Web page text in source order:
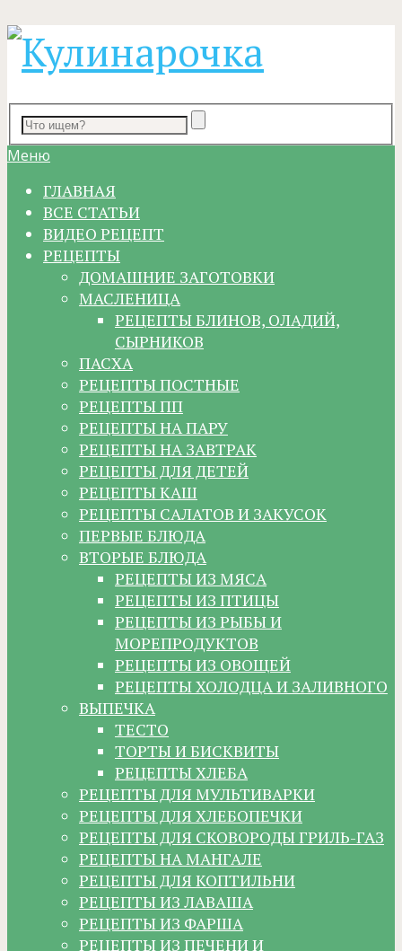
Меню
ГЛАВНАЯ
ВСЕ СТАТЬИ
ВИДЕО РЕЦЕПТ
РЕЦЕПТЫ
ДОМАШНИЕ ЗАГОТОВКИ
МАСЛЕНИЦА
РЕЦЕПТЫ БЛИНОВ, ОЛАДИЙ,
СЫРНИКОВ
ПАСХА
РЕЦЕПТЫ ПОСТНЫЕ
РЕЦЕПТЫ ПП
РЕЦЕПТЫ НА ПАРУ
РЕЦЕПТЫ НА ЗАВТРАК
РЕЦЕПТЫ ДЛЯ ДЕТЕЙ
РЕЦЕПТЫ КАШ
РЕЦЕПТЫ САЛАТОВ И ЗАКУСОК
ПЕРВЫЕ БЛЮДА
ВТОРЫЕ БЛЮДА
РЕЦЕПТЫ ИЗ МЯСА
РЕЦЕПТЫ ИЗ ПТИЦЫ
РЕЦЕПТЫ ИЗ РЫБЫ И
МОРЕПРОДУКТОВ
РЕЦЕПТЫ ИЗ ОВОЩЕЙ
РЕЦЕПТЫ ХОЛОДЦА И ЗАЛИВНОГО
ВЫПЕЧКА
ТЕСТО
ТОРТЫ И БИСКВИТЫ
РЕЦЕПТЫ ХЛЕБА
РЕЦЕПТЫ ДЛЯ МУЛЬТИВАРКИ
РЕЦЕПТЫ ДЛЯ ХЛЕБОПЕЧКИ
РЕЦЕПТЫ ДЛЯ СКОВОРОДЫ ГРИЛЬ-ГАЗ
РЕЦЕПТЫ НА МАНГАЛЕ
РЕЦЕПТЫ ДЛЯ КОПТИЛЬНИ
РЕЦЕПТЫ ИЗ ЛАВАША
РЕЦЕПТЫ ИЗ ФАРША
РЕЦЕПТЫ ИЗ ПЕЧЕНИ И